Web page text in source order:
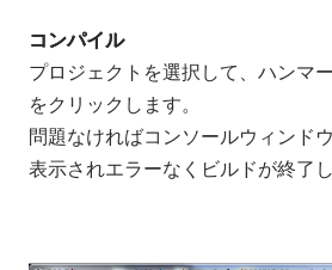
コンパイル
プロジェクトを選択して、ハンマ
をクリックします。
問題なければコンソールウィンド
表示されエラーなくビルドが終了し